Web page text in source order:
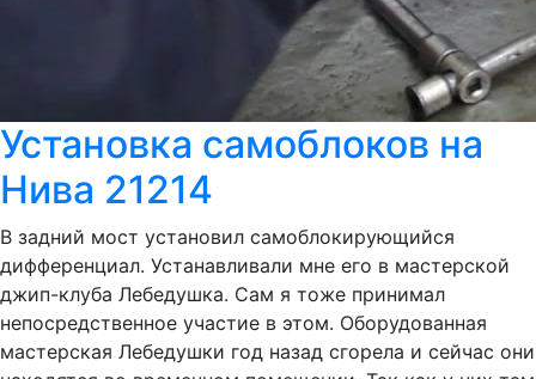
Установка самоблоков на
Нива 21214
В задний мост установил самоблокирующийся
дифференциал. Устанавливали мне его в мастерской
джип-клуба Лебедушка. Сам я тоже принимал
непосредственное участие в этом. Оборудованная
мастерская Лебедушки год назад сгорела и сейчас они